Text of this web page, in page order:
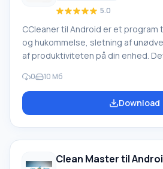
5.0
CCleaner til Android er et program
og hukommelse, sletning af
af produktiviteten på din enhed.
Du kan downloade CCleaner til
Google Play-butik. Hvad «kan»
giver dig mulighed for at frigøre
0 10 Мб
Download
Clean Master til